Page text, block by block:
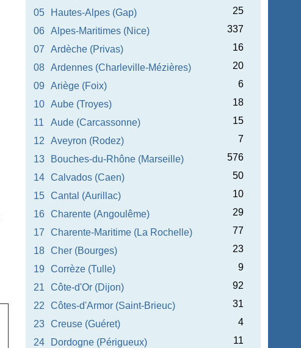
05 Hautes-Alpes (Gap)
25
06
Alpes-Maritimes (Nice)
337
07
Ardèche (Privas)
16
08
Ardennes (Charleville-Mézières)
20
09
Ariège (Foix)
6
10
Aube (Troyes)
18
11
Aude (Carcassonne)
15
12
Aveyron (Rodez)
7
13
Bouches-du-Rhône (Marseille)
576
14
Calvados (Caen)
50
15
Cantal (Aurillac)
10
16
Charente (Angoulême)
29
17
Charente-Maritime (La Rochelle)
77
18
Cher (Bourges)
23
19
Corrèze (Tulle)
9
21
Côte-d'Or (Dijon)
92
22
Côtes-d'Armor (Saint-Brieuc)
31
23
Creuse (Guéret)
4
24
Dordogne (Périgueux)
11